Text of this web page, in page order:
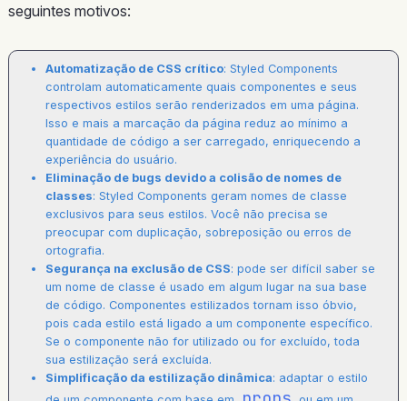
seguintes motivos:
Automatização de CSS crítico: Styled Components
controlam automaticamente quais componentes e seus
respectivos estilos serão renderizados em uma página.
Isso e mais a marcação da página reduz ao mínimo a
quantidade de código a ser carregado, enriquecendo a
experiência do usuário.
Eliminação de bugs devido a colisão de nomes de
classes: Styled Components geram nomes de classe
exclusivos para seus estilos. Você não precisa se
preocupar com duplicação, sobreposição ou erros de
ortografia.
Segurança na exclusão de CSS: pode ser difícil saber se
um nome de classe é usado em algum lugar na sua base
de código. Componentes estilizados tornam isso óbvio,
pois cada estilo está ligado a um componente específico.
Se o componente não for utilizado ou for excluído, toda
sua estilização será excluída.
Simplificação da estilização dinâmica: adaptar o estilo